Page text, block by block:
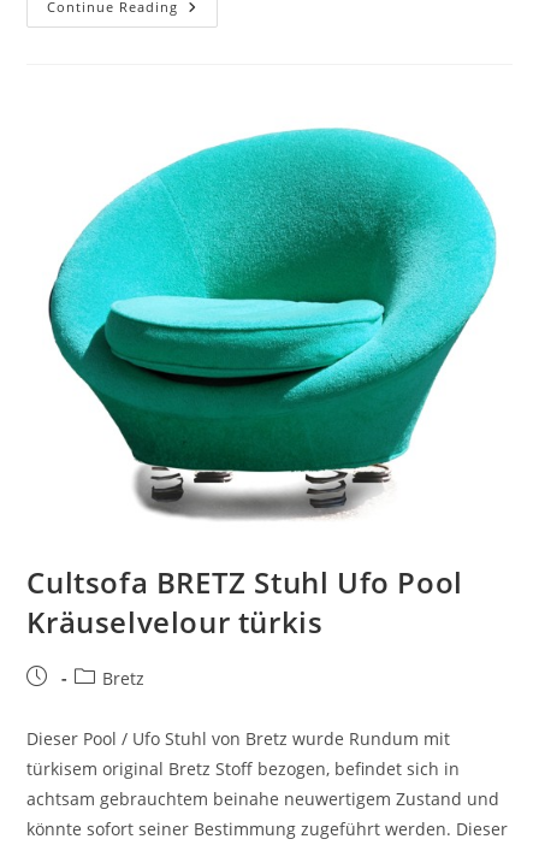
Continue Reading
Cultsofa BRETZ Stuhl Ufo Pool
Kräuselvelour türkis
Bretz
Dieser Pool / Ufo Stuhl von Bretz wurde Rundum mit
türkisem original Bretz Stoff bezogen, befindet sich in
achtsam gebrauchtem beinahe neuwertigem Zustand und
könnte sofort seiner Bestimmung zugeführt werden. Dieser